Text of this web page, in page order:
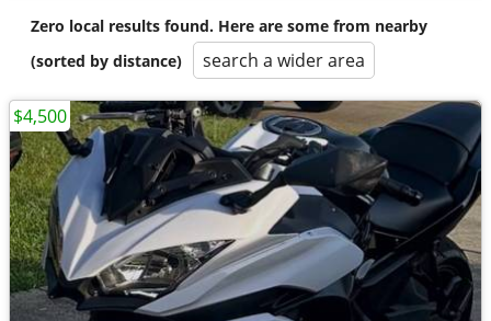
Zero local results found. Here are some from nearby
(sorted by distance)
search a wider area
$4,500